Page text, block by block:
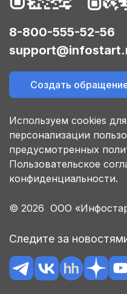
8-800-555-52-56
Создать
Используем cookies
персонализации
предусмотренных
Пользовательское
конфиденциальности.
© 2026 ООО
Следите за